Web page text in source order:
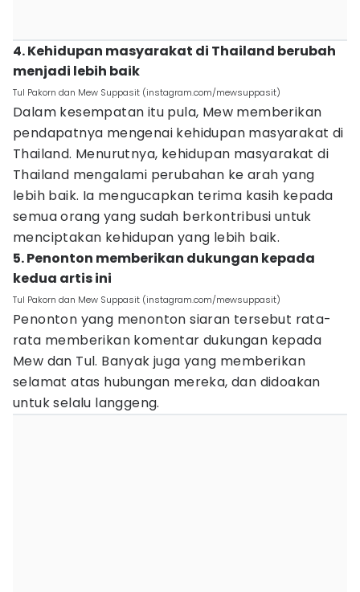
4. Kehidupan masyarakat di Thailand berubah
menjadi lebih baik
Tul Pakorn dan Mew Suppasit (instagram.com/mewsuppasit)
Dalam kesempatan itu pula, Mew memberikan
pendapatnya mengenai kehidupan masyarakat di
Thailand. Menurutnya, kehidupan masyarakat di
Thailand mengalami perubahan ke arah yang
lebih baik. Ia mengucapkan terima kasih kepada
semua orang yang sudah berkontribusi untuk
menciptakan kehidupan yang lebih baik.
5. Penonton memberikan dukungan kepada
kedua artis ini
Tul Pakorn dan Mew Suppasit (instagram.com/mewsuppasit)
Penonton yang menonton siaran tersebut rata-
rata memberikan komentar dukungan kepada
Mew dan Tul. Banyak juga yang memberikan
selamat atas hubungan mereka, dan didoakan
untuk selalu langgeng.